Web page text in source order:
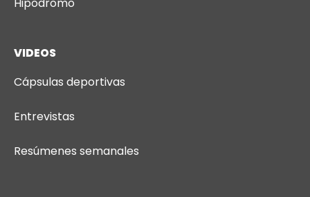
VIDEOS
Cápsulas deportivas
Entrevistas
Resúmenes semanales